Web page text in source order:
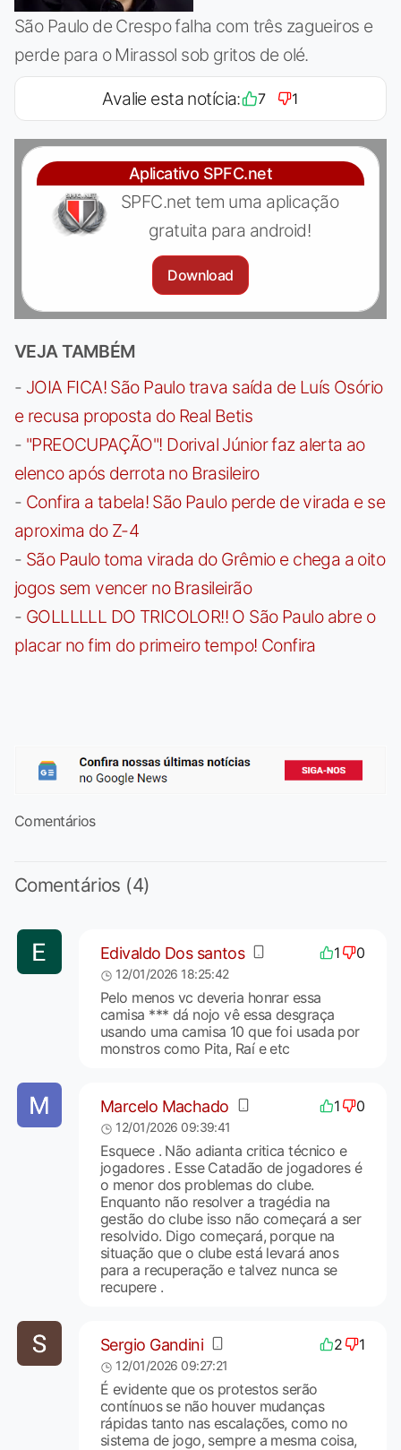
São Paulo de Crespo falha com três zagueiros e
perde para o Mirassol sob gritos de olé.
Avalie esta notícia: 7 1
Aplicativo SPFC.net
SPFC.net tem uma aplicação
gratuita para android!
Download
VEJA TAMBÉM
- JOIA FICA! São Paulo trava saída de Luís Osório
e recusa proposta do Real Betis
- "PREOCUPAÇÃO"! Dorival Júnior faz alerta ao
elenco após derrota no Brasileiro
- Confira a tabela! São Paulo perde de virada e se
aproxima do Z-4
- São Paulo toma virada do Grêmio e chega a oito
jogos sem vencer no Brasileirão
- GOLLLLLL DO TRICOLOR!! O São Paulo abre o
placar no fim do primeiro tempo! Confira
Comentários
Comentários (4)
Edivaldo Dos santos 1 0
12/01/2026 18:25:42
Pelo menos vc deveria honrar essa
camisa *** dá nojo vê essa desgraça
usando uma camisa 10 que foi usada por
monstros como Pita, Raí e etc
Marcelo Machado 1 0
12/01/2026 09:39:41
Esquece . Não adianta critica técnico e
jogadores . Esse Catadão de jogadores é
o menor dos problemas do clube.
Enquanto não resolver a tragédia na
gestão do clube isso não começará a ser
resolvido. Digo começará, porque na
situação que o clube está levará anos
para a recuperação e talvez nunca se
recupere .
Sergio Gandini 2 1
12/01/2026 09:27:21
É evidente que os protestos serão
contínuos se não houver mudanças
rápidas tanto nas escalações, como no
sistema de jogo, sempre a mesma coisa,